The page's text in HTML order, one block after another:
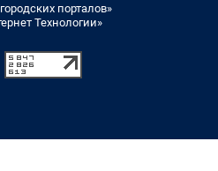
порталов»
Технологии»